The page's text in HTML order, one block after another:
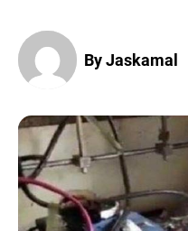
By Jaskamal